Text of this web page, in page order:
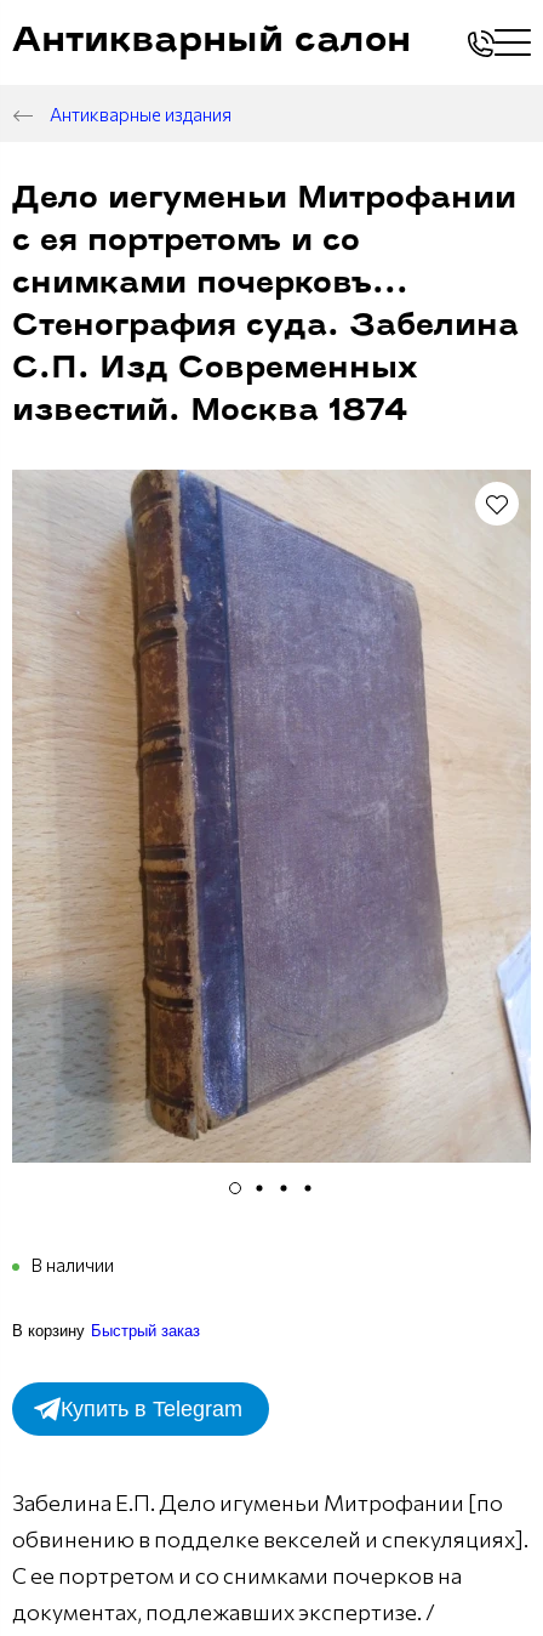
Антикварный салон
Антикварные издания
Дело иегуменьи Митрофании
с ея портретомъ и со
снимками почерковъ...
Стенография суда. Забелина
С.П. Изд Современных
известий. Москва 1874
В наличии
В корзину Быстрый заказ
Купить в Telegram
Забелина Е.П. Дело игуменьи Митрофании [по
обвинению в подделке векселей и спекуляциях].
С ее портретом и со снимками почерков на
документах, подлежавших экспертизе. /